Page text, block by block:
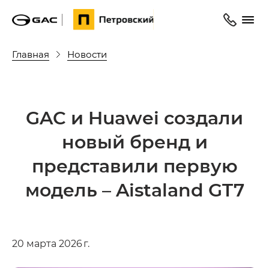
Главная Новости
GAC и Huawei создали
новый бренд и
представили первую
модель – Aistaland GT7
20 марта 2026 г.